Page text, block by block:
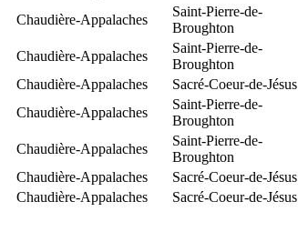
Chaudière-Appalaches
Saint-Pierre-de-
Broughton
Chaudière-Appalaches
Saint-Pierre-de-
Broughton
Chaudière-Appalaches
Sacré-Coeur-de-Jésus
Chaudière-Appalaches
Saint-Pierre-de-
Broughton
Chaudière-Appalaches
Saint-Pierre-de-
Broughton
Chaudière-Appalaches
Sacré-Coeur-de-Jésus
Chaudière-Appalaches Sacré-Coeur-de-Jésus